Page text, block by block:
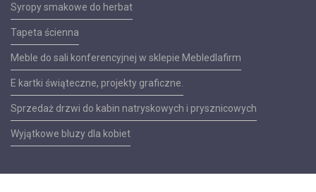
Syropy smakowe do herbat
Tapeta ścienna
Meble do sali konferencyjnej w sklepie Mebledlafirm
E kartki świąteczne, projekty graficzne.
Sprzedaż drzwi do kabin natryskowych i prysznicowych
Wyjątkowe bluzy dla kobiet